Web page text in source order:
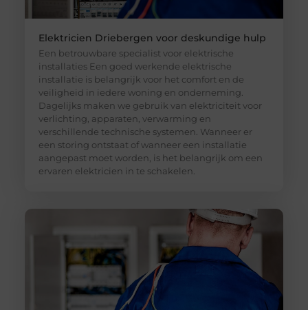
Elektricien Driebergen voor deskundige hulp
Een betrouwbare specialist voor elektrische
installaties Een goed werkende elektrische
installatie is belangrijk voor het comfort en de
veiligheid in iedere woning en onderneming.
Dagelijks maken we gebruik van elektriciteit voor
verlichting, apparaten, verwarming en
verschillende technische systemen. Wanneer er
een storing ontstaat of wanneer een installatie
aangepast moet worden, is het belangrijk om een
ervaren elektricien in te schakelen.